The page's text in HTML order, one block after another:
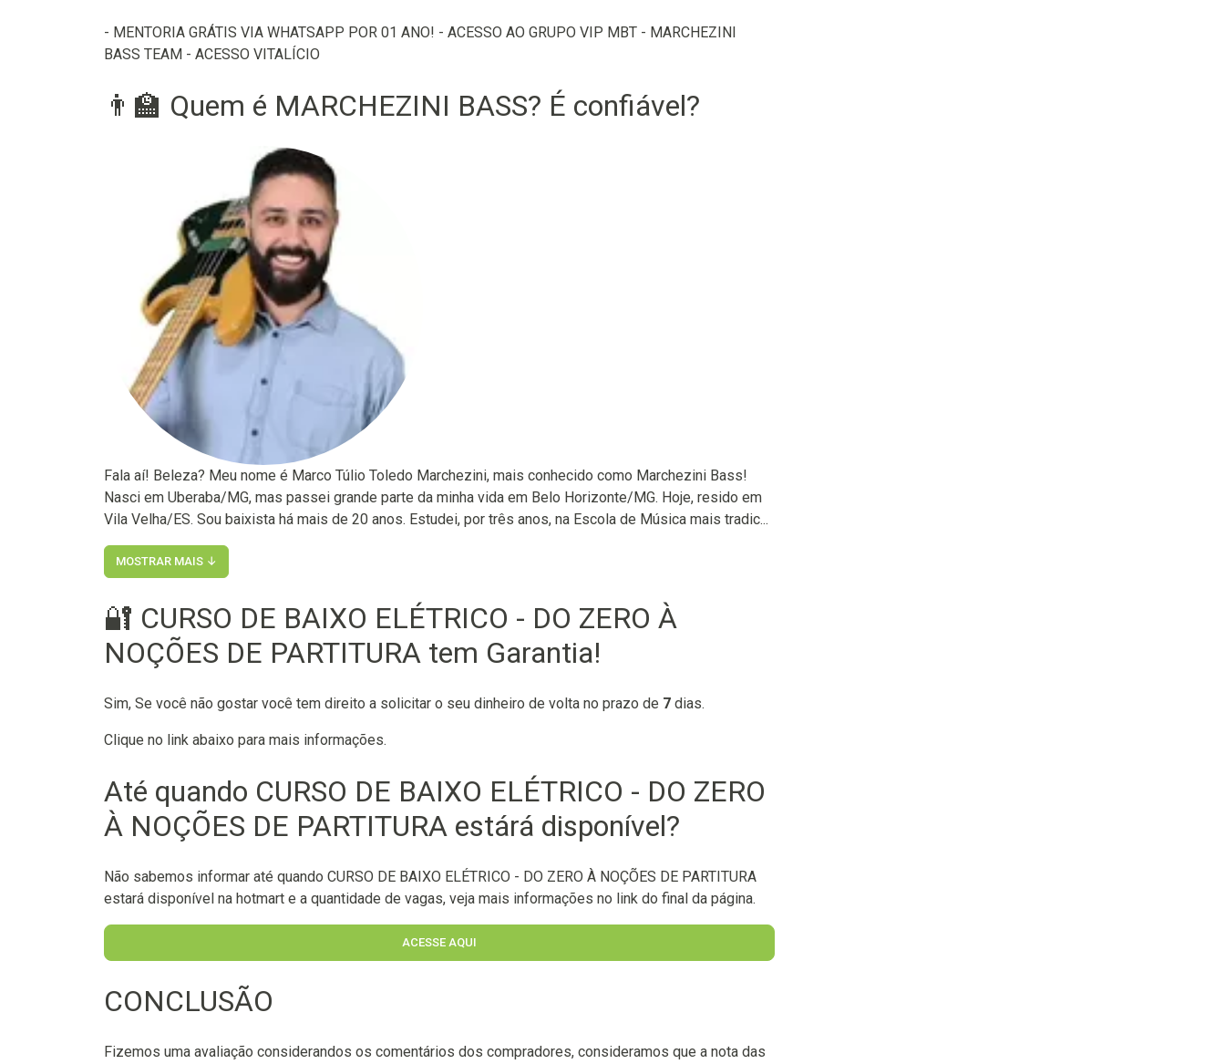
- MENTORIA GRÁTIS VIA WHATSAPP POR 01 ANO! - ACESSO AO GRUPO VIP MBT - MARCHEZINI
BASS TEAM - ACESSO VITALÍCIO
👨‍🏫 Quem é MARCHEZINI BASS? É confiável?
Fala aí! Beleza? Meu nome é Marco Túlio Toledo Marchezini, mais conhecido como Marchezini Bass!
Nasci em Uberaba/MG, mas passei grande parte da minha vida em Belo Horizonte/MG. Hoje, resido em
Vila Velha/ES. Sou baixista há mais de 20 anos. Estudei, por três anos, na Escola de Música mais tradic...
MOSTRAR MAIS ↓
🔐 CURSO DE BAIXO ELÉTRICO - DO ZERO À
NOÇÕES DE PARTITURA tem Garantia!
Sim, Se você não gostar você tem direito a solicitar o seu dinheiro de volta no prazo de 7 dias.
Clique no link abaixo para mais informações.
Até quando CURSO DE BAIXO ELÉTRICO - DO ZERO
À NOÇÕES DE PARTITURA estárá disponível?
Não sabemos informar até quando CURSO DE BAIXO ELÉTRICO - DO ZERO À NOÇÕES DE PARTITURA
estará disponível na hotmart e a quantidade de vagas, veja mais informações no link do final da página.
ACESSE AQUI
CONCLUSÃO
Fizemos uma avaliação considerandos os comentários dos compradores, consideramos que a nota das